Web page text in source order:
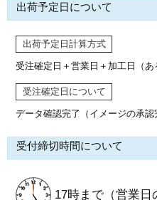
出荷予定日について
出荷予定日計算方式
受注確定日＋営業日＋加工日（あ
受注確定日について
データ確認完了（イメージの承認
受付締切時間について
17時まで （営業日